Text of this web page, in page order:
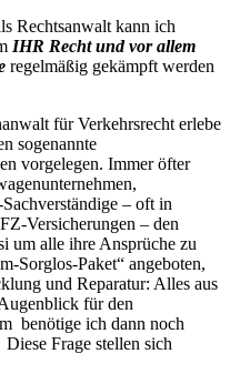
Rechtsanwalt kann ich
IHR Recht und vor allem
regelmäßig gekämpft werden
für Verkehrsrecht erlebe
sogenannte
vorgelegen. Immer öfter
– oft in
Versicherungen – den
um alle ihre Ansprüche zu
Sorglos-Paket“ angeboten,
und Reparatur: Alles aus
für den
benötige ich dann noch
Frage stellen sich